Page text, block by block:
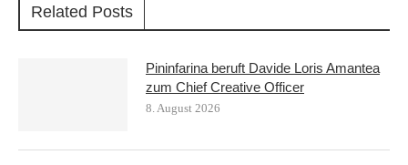
Related Posts
Pininfarina beruft Davide Loris Amantea
zum Chief Creative Officer
8. August 2026